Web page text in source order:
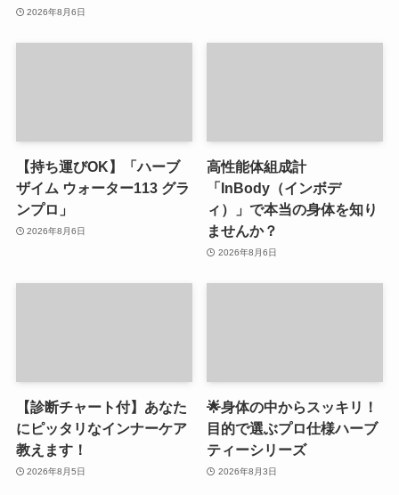
2026年8月6日
【持ち運びOK】「ハーブ
ザイム ウォーター113 グラ
ンプロ」
2026年8月6日
高性能体組成計
「InBody（インボデ
ィ）」で本当の身体を知り
ませんか？
2026年8月6日
【診断チャート付】あなた
にピッタリなインナーケア
教えます！
2026年8月5日
🌟身体の中からスッキリ！
目的で選ぶプロ仕様ハーブ
ティーシリーズ
2026年8月3日